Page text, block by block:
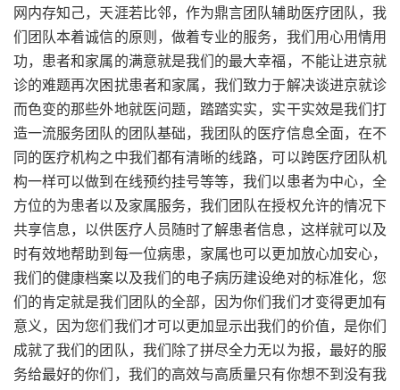
网内存知己，天涯若比邻，作为鼎言团队辅助医疗团队，我
们团队本着诚信的原则，做着专业的服务，我们用心用情用
功，患者和家属的满意就是我们的最大幸福，不能让进京就
诊的难题再次困扰患者和家属，我们致力于解决谈进京就诊
而色变的那些外地就医问题，踏踏实实，实干实效是我们打
造一流服务团队的团队基础，我团队的医疗信息全面，在不
同的医疗机构之中我们都有清晰的线路，可以跨医疗团队机
构一样可以做到在线预约挂号等等，我们以患者为中心，全
方位的为患者以及家属服务，我们团队在授权允许的情况下
共享信息，以供医疗人员随时了解患者信息，这样就可以及
时有效地帮助到每一位病患，家属也可以更加放心加安心，
我们的健康档案以及我们的电子病历建设绝对的标准化，您
们的肯定就是我们团队的全部，因为你们我们才变得更加有
意义，因为您们我们才可以更加显示出我们的价值，是你们
成就了我们的团队，我们除了拼尽全力无以为报，最好的服
务给最好的你们，我们的高效与高质量只有你想不到没有我